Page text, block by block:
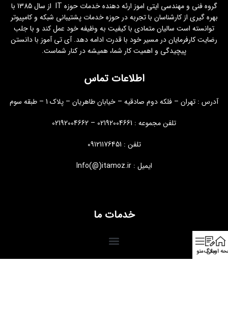
گروه فنی و مهندسی ایتی اموز ارئه دهنده خدمات حوزه IT از سال 1385 با
بهره گیری از کارشناسان با تجربه در حوزه خدمات پشتیبانی شبکه و کامپیوتر
توانسته است سالیان متمادی با کیفیت به وظیفه خود عمل کند و با جلب
رضایت کارفرمایان در مسیر خود با قدرت ادامه دهد. آی تی آموز با دانستن
پیچیدگی و اهمیت کار شما، همیشه در کنار شماست.
اطلاعات تماس
آدرس : تهران – فلکه دوم صادقیه – خیابان طاهریان – پلاک 1 – طبقه سوم
تلفن مجموعه : 02192004661 – 02192004662
تلفن : 09121176451
ایمیل : Info(@)itamoz.ir
خدمات ما
اصلی
وبلاگمنو